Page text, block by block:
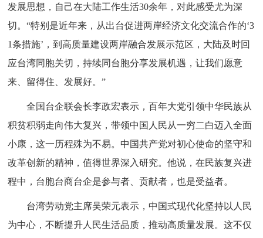
发展思想，自己在大陆工作生活30余年，对此感受尤为深
切。“特别是近年来，从出台促进两岸经济文化交流合作的‘3
1条措施’，到高质量建设两岸融合发展示范区，大陆及时回
应台湾同胞关切，持续同台胞分享发展机遇，让我们愿意
来、留得住、发展好。”
全国台企联会长李政宏表示，百年大党引领中华民族从
积贫积弱走向伟大复兴，带领中国人民从一穷二白迈入全面
小康，这一历程殊为不易。中国共产党对初心使命的坚守和
改革创新的精神，值得世界深入研究。他说，在民族复兴进
程中，台胞台商台企是参与者、贡献者，也是受益者。
台湾劳动党主席吴荣元表示，中国式现代化坚持以人民
为中心，不断提升人民生活品质，推动高质量发展。这不仅